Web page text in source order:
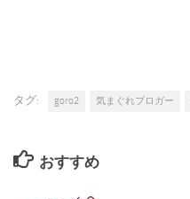
タグ: goro2 気まぐれブロガー
おすすめ